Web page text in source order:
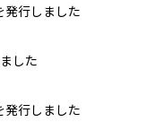
行しました
した
行しました